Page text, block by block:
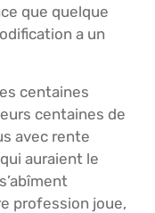
que quelque
a un
centaines
centaines de
avec rente
auraient le
profession joue,